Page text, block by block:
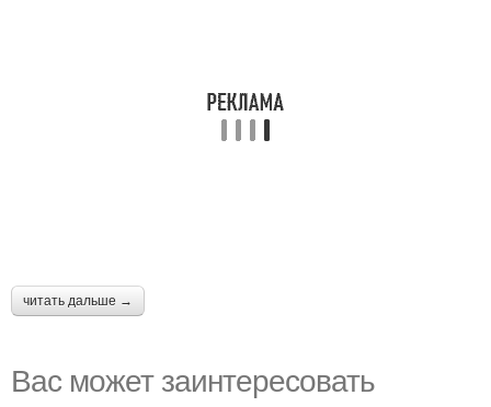
читать дальше →
Вас может заинтересовать